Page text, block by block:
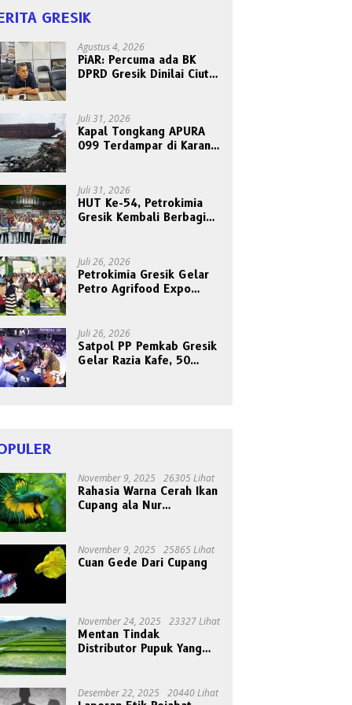
GRESIK
Agustus 4, 2026
PiAR: Percuma ada BK
DPRD Gresik Dinilai Ciut
Juli 31, 2026
Kapal Tongkang APURA
099 Terdampar di Karang
Juli 31, 2026
HUT Ke-54, Petrokimia
Gresik Kembali Berbagi
Juli 26, 2026
Petrokimia Gresik Gelar
Petro Agrifood Expo
Sayuran
Juli 26, 2026
Satpol PP Pemkab Gresik
Gelar Razia Kafe, 50
November 9, 2025 26305 Lihat
Rahasia Warna Cerah Ikan
Cupang ala Nur
November 9, 2025 25865 Lihat
Cuan Gede Dari Cupang
November 24, 2025 23327 Lihat
Mentan Tindak
Distributor Pupuk Yang
Desember 22, 2025 20440 Lihat